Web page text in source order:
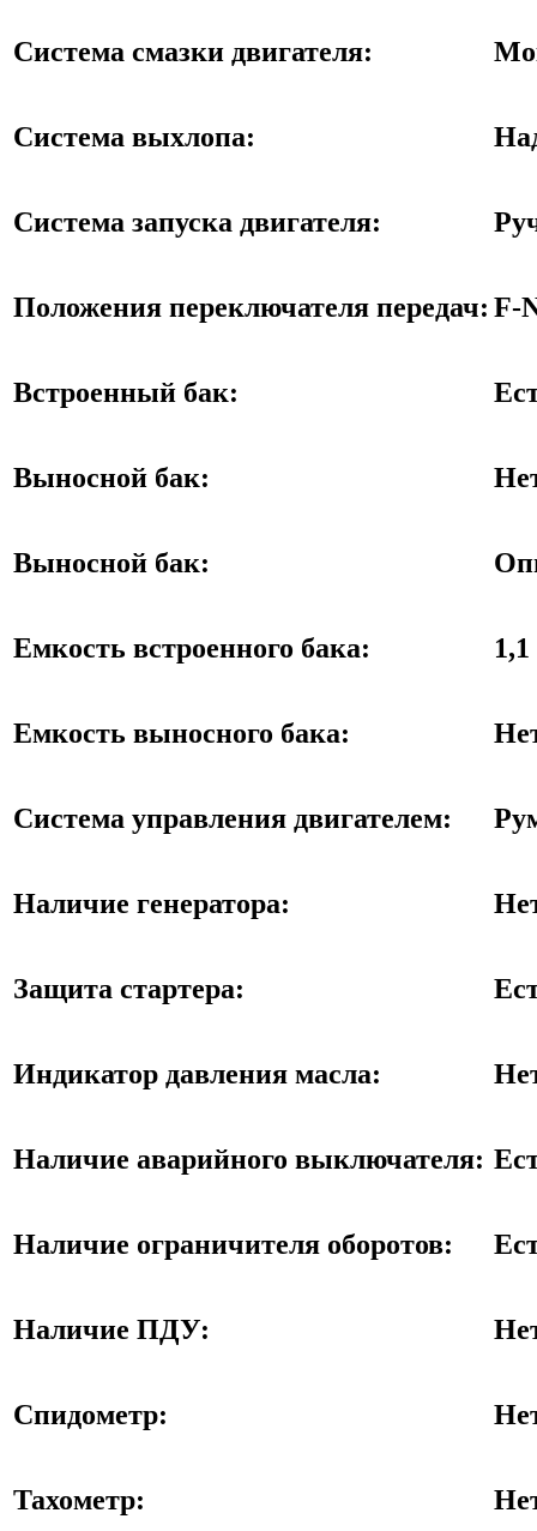
Система смазки двигателя:
Система выхлопа:
Система запуска двигателя:
Положения переключателя передач: F-
Встроенный бак:
Выносной бак:
Выносной бак:
Емкость встроенного бака:
Емкость выносного бака:
Система управления двигателем:
Наличие генератора:
Защита стартера:
Индикатор давления масла:
Наличие аварийного выключателя:
Наличие ограничителя оборотов:
Наличие ПДУ:
Спидометр:
Тахометр: